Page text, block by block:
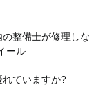
整備士が修理しな
ール
ていますか?